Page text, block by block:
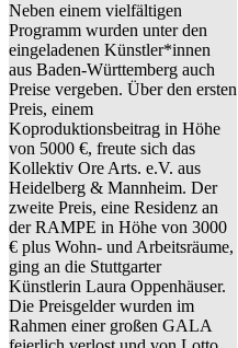
Neben einem vielfältigen
Programm wurden unter den
eingeladenen Künstler*innen
aus Baden-Württemberg auch
Preise vergeben. Über den ersten
Preis, einem
Koproduktionsbeitrag in Höhe
von 5000 €, freute sich das
Kollektiv Ore Arts. e.V. aus
Heidelberg & Mannheim. Der
zweite Preis, eine Residenz an
der RAMPE in Höhe von 3000
€ plus Wohn- und Arbeitsräume,
ging an die Stuttgarter
Künstlerin Laura Oppenhäuser.
Die Preisgelder wurden im
Rahmen einer großen GALA